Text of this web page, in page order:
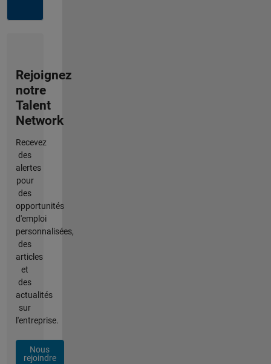
Rejoignez
notre
Talent
Network
Recevez
des
alertes
pour
des
opportunités
d'emploi
personnalisées,
des
articles
et
des
actualités
sur
l'entreprise.
Nous
rejoindre